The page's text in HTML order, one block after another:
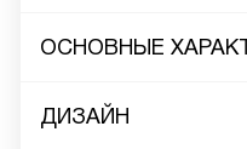
ОСНОВНЫЕ
ДИЗАЙН